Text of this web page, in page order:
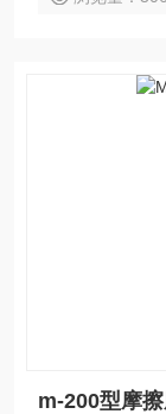
m-200型摩